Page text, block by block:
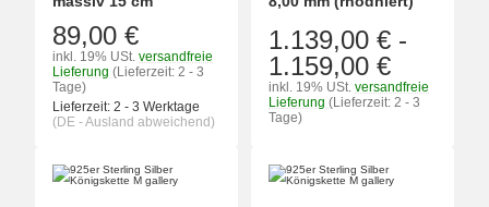
89,00 €
inkl. 19% USt. versandfreie
Lieferung (Lieferzeit: 2 - 3
Tage)
Lieferzeit: 2 - 3 Werktage
(DE - Ausland abweichend)
1.139,00 € -
1.159,00 €
inkl. 19% USt. versandfreie
Lieferung (Lieferzeit: 2 - 3
Tage)